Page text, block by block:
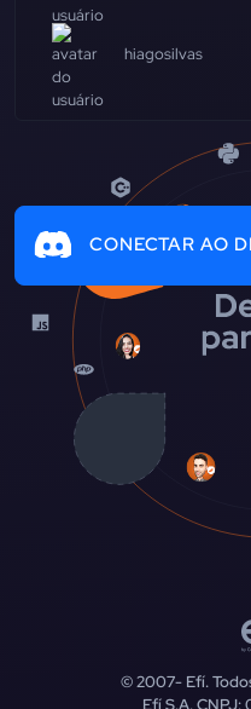
hiagosilvas
CONECTAR AO
© 2007-Efí.